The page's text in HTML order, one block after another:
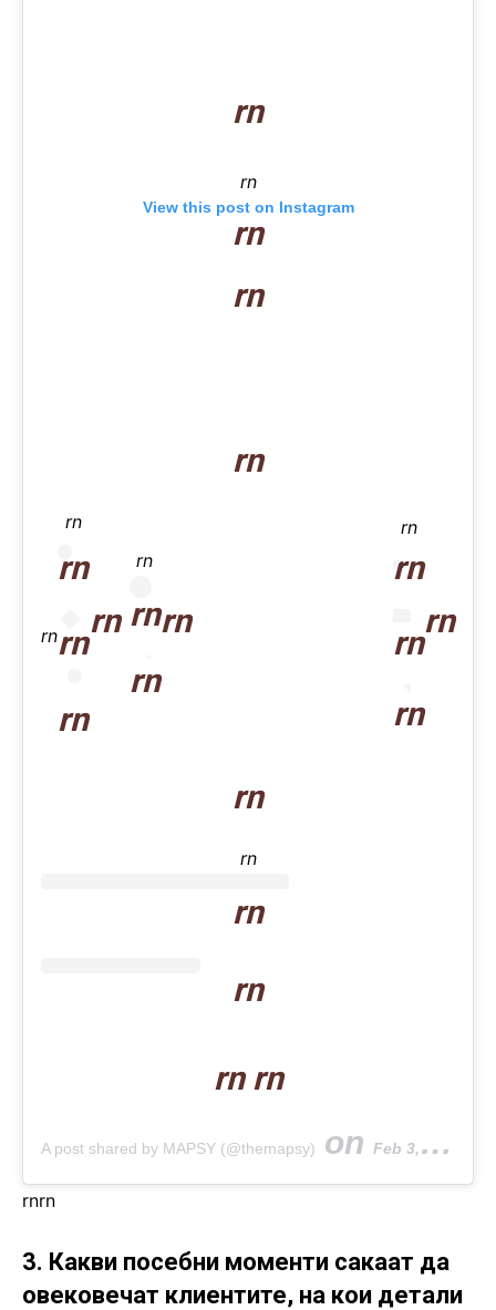
rn
rn
View this post on Instagram
rn
rn
rn
rn
rn
rn
rn
rn
rn
rn
rn
rn
rn
rn
rn
rn
rn
rn
rn
rn
rn
rn
rn rn
A post shared by MAPSY (@themapsy) on Feb 3, 2020 at 10:53am PST
rnrn
3. Какви посебни моменти сакаат да
овековечат клиентите, на кои детали